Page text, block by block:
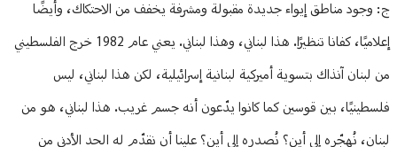
ج: وجود مناطق إيواء جديدة مقبولة ومشرفة يخفف من الاحتكاك، وأيضًا
إعلاميًا، كفانا تنظيرًا. هذا لبناني، وهذا لبناني. يعني عام 1982 خرج الفلسطيني
من لبنان آنذاك بتسوية أميركية لبنانية إسرائيلية، لكن هذا لبناني، ليس
فلسطينيًا، بين قوسين كما كانوا يدّعون أنه جسم غريب. هذا لبناني، هو من
لبنان، نُهجّره إلى أين؟ نُصدره إلى أين؟ علينا أن نقدّم له الحد الأدنى من